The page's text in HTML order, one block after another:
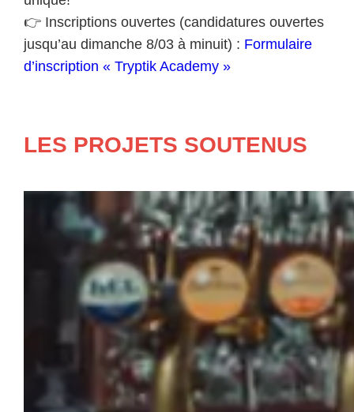
👉 Inscriptions ouvertes (candidatures ouvertes
jusqu’au dimanche 8/03 à minuit) : Formulaire
d’inscription « Tryptik Academy »
LES PROJETS SOUTENUS